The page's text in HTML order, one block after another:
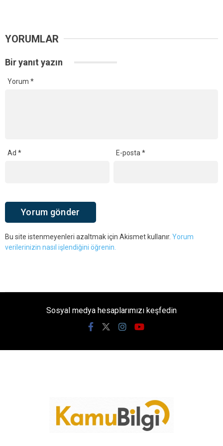
YORUMLAR
Bir yanıt yazın
Yorum *
Ad * E-posta*
Bu site istenmeyenleri azaltmak için Akismet kullanır. Yorum
verilerinizin nasıl işlendiğini öğrenin.
Sosyal medya hesaplarımızı keşfedin